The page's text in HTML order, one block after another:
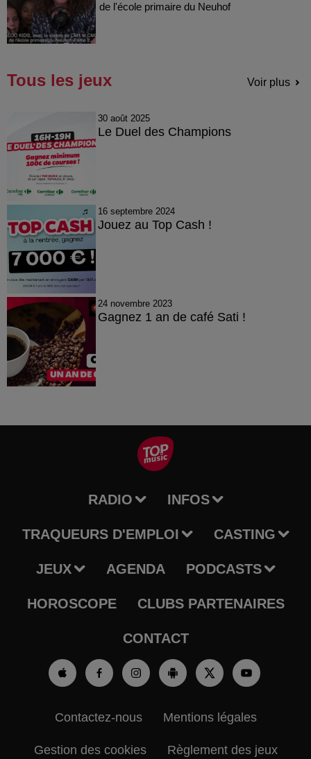
de l'école primaire du Neuhof
Tous les jeux Voir plus
30 août 2025
Le Duel des Champions
16 septembre 2024
Jouez au Top Cash !
24 novembre 2023
Gagnez 1 an de café Sati !
RADIO INFOS
TRAQUEURS D'EMPLOI CASTING
JEUX AGENDA PODCASTS
HOROSCOPE CLUBS PARTENAIRES
CONTACT
Contactez-nous Mentions légales
Gestion des cookies Règlement des jeux